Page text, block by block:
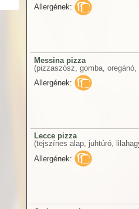
Allergének:
Messina pizza
(pizzaszósz, gomba,
Allergének:
Lecce pizza
(tejszínes alap, juhtúró,
Allergének: